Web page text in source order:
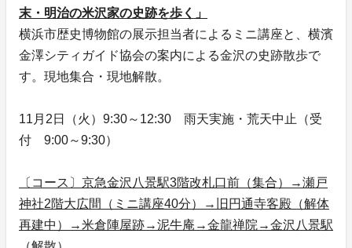
末・明治の米沢家の史跡を歩く」
横浜市歴史博物館の展示担当者によるミニ講座と、横濱
金澤シティガイド協会の案内による金沢の史跡散歩で
す。現地集合・現地解散。
11月2日（火）9:30～12:30 雨天実施・荒天中止（受
付 9:00～9:30）
〔コース〕京急金沢八景駅3階改札口前（集合）→瀬戸
神社2階大広間（ミニ講座40分）→旧円通寺客殿（解体
再建中）→米倉陣屋跡→泥牛庵→金龍禅院→金沢八景駅